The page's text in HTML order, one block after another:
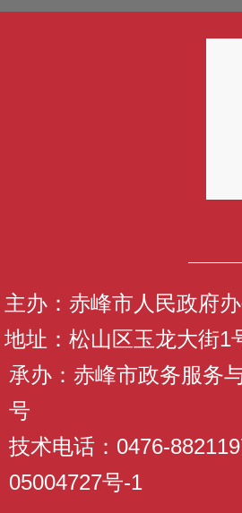
主办：赤峰市人民政府
地址：松山区玉龙大街
承办：赤峰市政务服务
号
技术电话：0476-
05004727号-1